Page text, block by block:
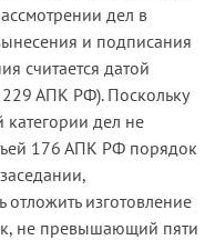
дел в
и подписания
считается датой
229 АПК РФ). Поскольку
категории дел не
176 АПК РФ порядок
изготовление
не превышающий пяти